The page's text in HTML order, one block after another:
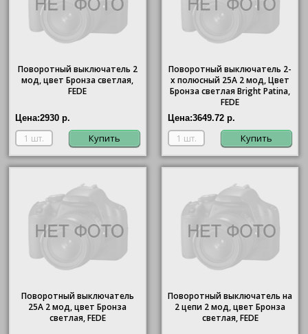
Поворотный выключатель 2
мод, цвет Бронза светлая,
FEDE
Цена:2930 р.
Купить
Поворотный выключатель 2-
х полюсный 25A 2 мод, Цвет
Бронза светлая Bright Patina,
FEDE
Цена:3649.72 р.
Купить
Поворотный выключатель
25А 2 мод, цвет Бронза
светлая, FEDE
Поворотный выключатель на
2 цепи 2 мод, цвет Бронза
светлая, FEDE